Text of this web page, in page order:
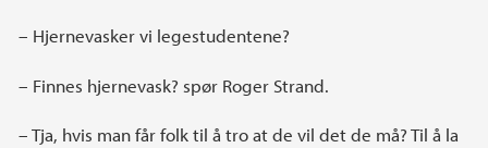
– Hjernevasker vi legestudentene?
– Finnes hjernevask? spør Roger Strand.
– Tja, hvis man får folk til å tro at de vil det de må? Til å la